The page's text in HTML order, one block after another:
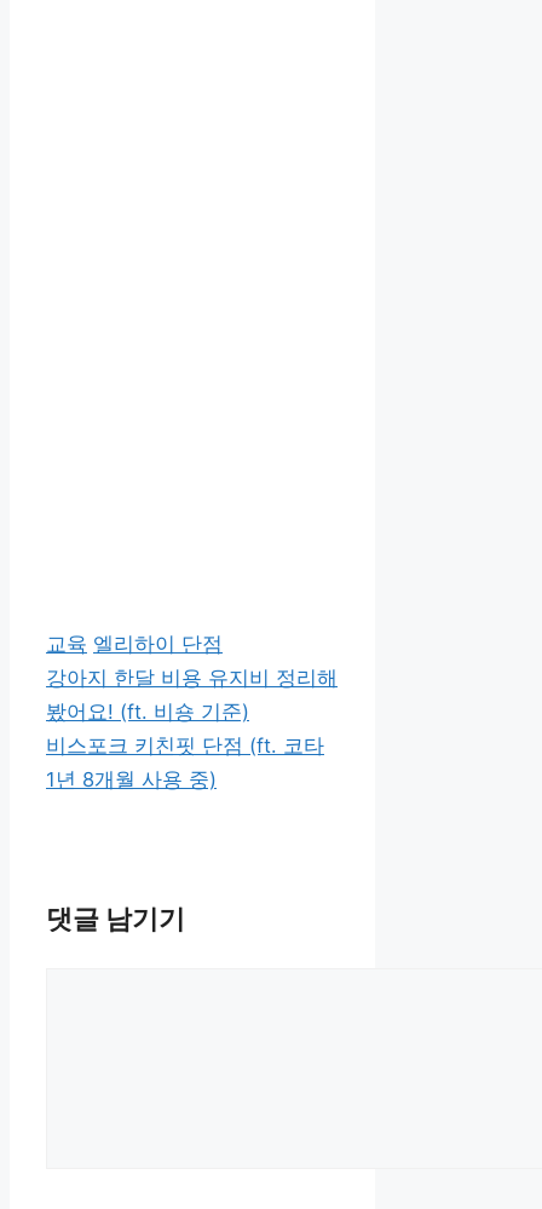
카
테
고
리
교육 태
그
엘리하이 단점
강아지 한달 비용 유지비 정리해
봤어요! (ft. 비숑 기준)
비스포크 키친핏 단점 (ft. 코타
1년 8개월 사용 중)
댓글 남기기